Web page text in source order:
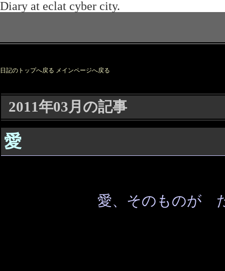
日記のトップへ戻る メインページへ戻る
2011年03月の記事
愛
愛、そのものが